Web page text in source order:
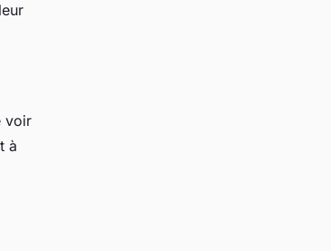
voir
à